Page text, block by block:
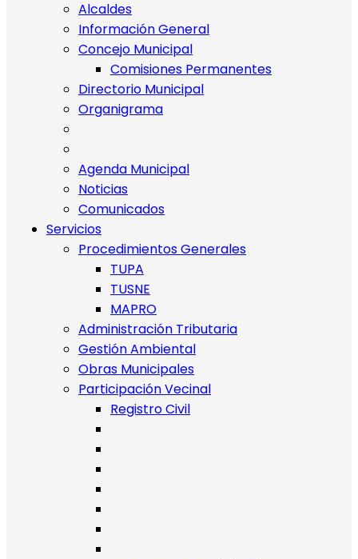
Alcaldes
Información General
Concejo Municipal
Comisiones Permanentes
Directorio Municipal
Organigrama
Agenda Municipal
Noticias
Comunicados
Servicios
Procedimientos Generales
TUPA
TUSNE
MAPRO
Administración Tributaria
Gestión Ambiental
Obras Municipales
Participación Vecinal
Registro Civil